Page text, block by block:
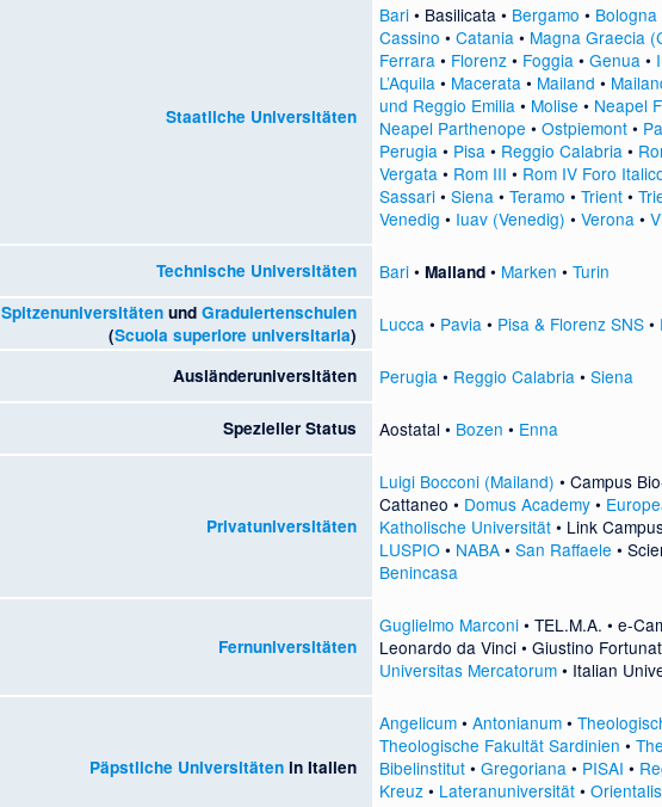
Staatliche Universitäten
Bari• Basilicata • Bergamo • Bologna
Cassino • Catania • Magna Graecia
Ferrara • Florenz • Foggia • Genua •
L’Aquila • Macerata • Mailand •
und Reggio Emilia • Molise • Neapel
Neapel Parthenope • Ostpiemont•
Perugia • Pisa • Reggio Calabria •
Vergata • Rom III • Rom IV Foro
Sassari• Siena • Teramo • Trient•
Venedig • Iuav (Venedig) • Verona •
Technische Universitäten Bari• Mailand• Marken • Turin
Spitzenuniversitätenund Graduiertenschulen
(Scuola superiore universitaria) Lucca • Pavia • Pisa & Florenz SNS•
Ausländeruniversitäten Perugia • Reggio Calabria • Siena
Spezieller Status Aostatal • Bozen • Enna
Privatuniversitäten
Luigi Bocconi (Mailand) • Campus
Cattaneo • Domus Academy•
Katholische Universität• Link
LUSPIO • NABA• San Raffaele •
Benincasa
Fernuniversitäten
Guglielmo Marconi• TEL.M.A. • e-
Leonardo da Vinci• Giustino
Universitas Mercatorum• Italian
Päpstliche Universitätenin Italien
Angelicum• Antonianum•
Theologische Fakultät Sardinien •
Bibelinstitut• Gregoriana • PISAI •
Kreuz • Lateranuniversität•